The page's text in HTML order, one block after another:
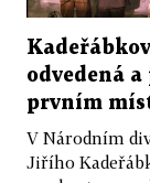
odvedená
prvním
V Národním
Jiřího